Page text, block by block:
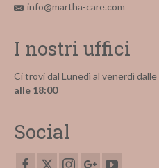
info@martha-care.com
I nostri uffici
Ci trovi dal Lunedì al venerdì dalle
alle 18:00
Social